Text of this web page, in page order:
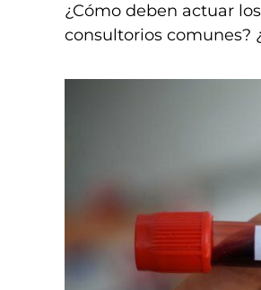
¿Cómo deben actuar
consultorios comunes?